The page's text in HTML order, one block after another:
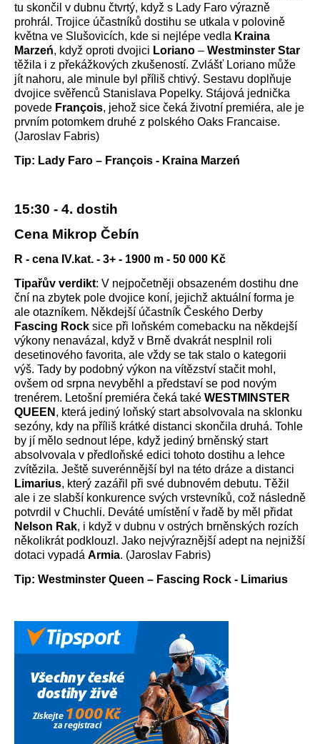
tu skončil v dubnu čtvrtý, když s Lady Faro výrazně
prohrál. Trojice účastníků dostihu se utkala v polovině
května ve Slušovicích, kde si nejlépe vedla Kraina
Marzeń, když oproti dvojici Loriano – Westminster Star
těžila i z překážkových zkušeností. Zvlášť Loriano může
jít nahoru, ale minule byl příliš chtivý. Sestavu doplňuje
dvojice svěřenců Stanislava Popelky. Stájová jednička
povede François, jehož sice čeká životní premiéra, ale je
prvním potomkem druhé z polského Oaks Francaise.
(Jaroslav Fabris)
Tip: Lady Faro – François - Kraina Marzeń
15:30 - 4. dostih
Cena Mikrop Čebín
R - cena IV.kat. - 3+ - 1900 m - 50 000 Kč
Tipařův verdikt: V nejpočetněji obsazeném dostihu dne
ční na zbytek pole dvojice koní, jejichž aktuální forma je
ale otazníkem. Někdejší účastník Českého Derby
Fascing Rock sice při loňském comebacku na někdejší
výkony nenavázal, když v Brně dvakrát nesplnil roli
desetinového favorita, ale vždy se tak stalo o kategorii
výš. Tady by podobný výkon na vítězství stačit mohl,
ovšem od srpna nevyběhl a představí se pod novým
trenérem. Letošní premiéra čeká také WESTMINSTER
QUEEN , která jediný loňský start absolvovala na sklonku
sezóny, kdy na příliš krátké distanci skončila druhá. Tohle
by jí mělo sednout lépe, když jediný brněnský start
absolvovala v předloňské edici tohoto dostihu a lehce
zvítězila. Ještě suverénnější byl na této dráze a distanci
Limarius, který zazářil při své dubnovém debutu. Těžil
ale i ze slabší konkurence svých vrstevníků, což následně
potvrdil v Chuchli. Deváté umístění v řadě by měl přidat
Nelson Rak, i když v dubnu v ostrých brněnských rozích
několikrát podklouzl. Jako nejvýraznější adept na nejnižší
dotaci vypadá Armia. (Jaroslav Fabris)
Tip: Westminster Queen – Fascing Rock - Limarius